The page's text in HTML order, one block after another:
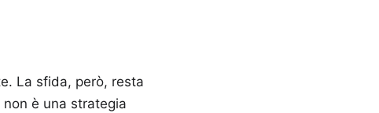
La sfida, però, resta
è una strategia